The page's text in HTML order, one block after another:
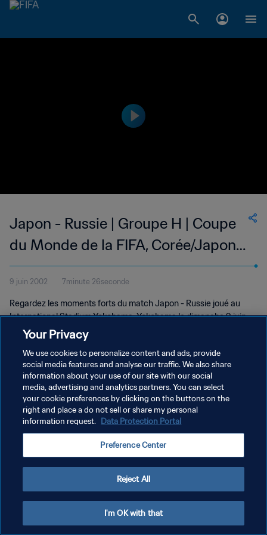
Japon - Russie | Groupe H | Coupe
du Monde de la FIFA, Corée/Japon
2002™ | Résumé vidéo
9 juin 2002 7minute 26seconde
Regardez les moments forts du match Japon - Russie joué au
International Stadium Yokohama, Yokohama le dimanche 9 juin
2002.
POLITIQUE DE CONFIDENTIALITÉ
CONDITIONS D'UTILISATION
GÉRER VOS PRÉFÉRENCES SUR LES COOKIES
Your Privacy
We use cookies to personalize content and ads, provide
social media features and analyse our traffic. We also share
information about your use of our site with our social
media, advertising and analytics partners. You can select
your cookie preferences by clicking on the buttons on the
right and place a do not sell or share my personal
information request. Data Protection Portal
Preference Center
Reject All
I'm OK with that